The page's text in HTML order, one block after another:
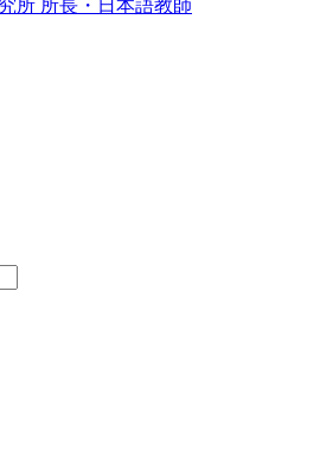
所 所長・日本語教師